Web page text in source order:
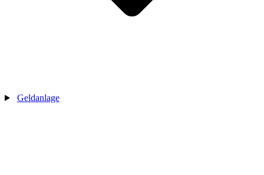
Geldanlage